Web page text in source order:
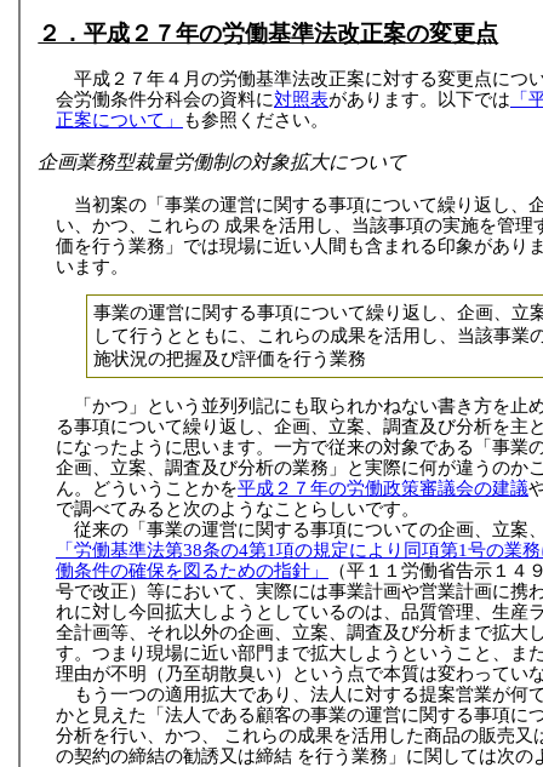
２．平成２７年の労働基準法改正案の変更点
平成２７年４月の労働基準法改正案に対する変更点につ
会労働条件分科会の資料に対照表があります。以下では 「
正案について」
も参照ください。
企画業務型裁量労働制の対象拡大について
当初案の「事業の運営に関する事項について繰り返し、
い、かつ、これらの 成果を活用し、当該事項の実施を管理
価を行う業務」では現場に近い人間も含まれる印象があり
います。
事業の運営に関する事項について繰り返し、企画、立
して行うとともに、これらの成果を活用し、当該事業
施状況の把握及び評価を行う業務
「かつ」という並列列記にも取られかねない書き方を止
る事項について繰り返し、企画、立案、調査及び分析を主
になったように思います。一方で従来の対象である「事業
企画、立案、調査及び分析の業務」と実際に何が違うのか
ん。どういうことかを平成２７年の労働政策審議会の建議
で調べてみると次のようなことらしいです。
従来の「事業の運営に関する事項についての企画、立案
「労働基準法第38条の4第1項の規定により同項第1号の業
働条件の確保を図るための指針」
（平１１労働省告示１４
号で改正）等において、実際には事業計画や営業計画に携
れに対し今回拡大しようとしているのは、品質管理、生産
全計画等、それ以外の企画、立案、調査及び分析まで拡大
す。つまり現場に近い部門まで拡大しようということ、ま
理由が不明（乃至胡散臭い）という点で本質は変わってい
もう一つの適用拡大であり、法人に対する提案営業が何
かと見えた「法人である顧客の事業の運営に関する事項に
分析を行い、かつ、 これらの成果を活用した商品の販売又
の契約の締結の勧誘又は締結 を行う業務」に関しては次の